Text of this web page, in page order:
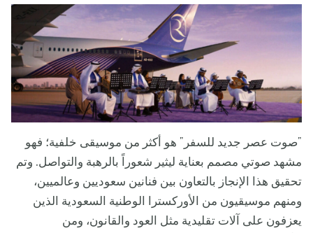
"صوت عصر جديد للسفر" هو أكثر من موسيقى خلفية؛ فهو
مشهد صوتي مصمم بعناية ليثير شعوراً بالرهبة والتواصل. وتم
تحقيق هذا الإنجاز بالتعاون بين فنانين سعوديين وعالميين،
ومنهم موسيقيون من الأوركسترا الوطنية السعودية الذين
يعزفون على آلات تقليدية مثل العود والقانون، ومن